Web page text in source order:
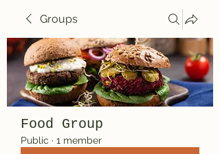
Groups
Food Group
Public · 1 member